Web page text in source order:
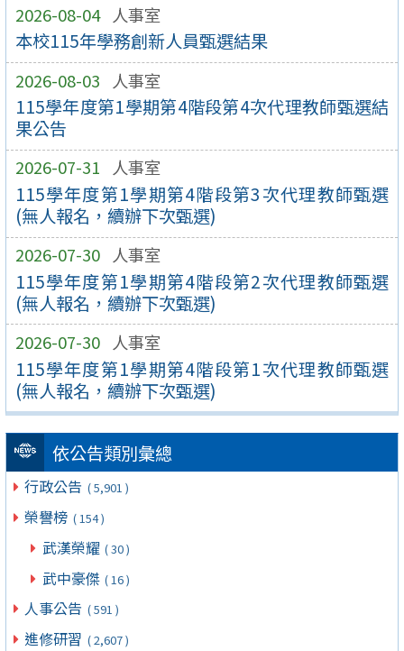
2026-08-04 人事室
本校115年學務創新人員甄選結果
2026-08-03 人事室
115學年度第1學期第4階段第4次代理教師甄選結
果公告
2026-07-31 人事室
115學年度第1學期第4階段第3次代理教師甄選
(無人報名，續辦下次甄選)
2026-07-30 人事室
115學年度第1學期第4階段第2次代理教師甄選
(無人報名，續辦下次甄選)
2026-07-30 人事室
115學年度第1學期第4階段第1次代理教師甄選
(無人報名，續辦下次甄選)
依公告類別彙總
行政公告 ( 5,901 )
榮譽榜 ( 154 )
武漢榮耀 ( 30 )
武中豪傑 ( 16 )
人事公告 ( 591 )
進修研習 ( 2,607 )